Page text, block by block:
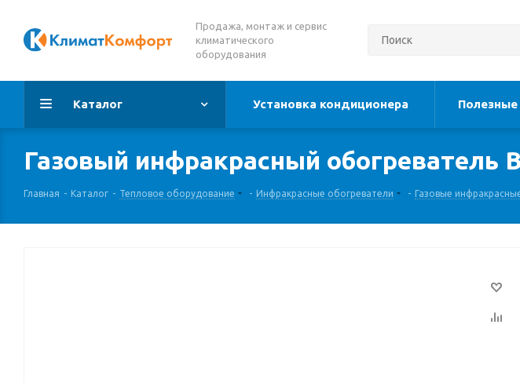
Продажа, монтаж и сервис
климатического
оборудования
Каталог Установка кондиционера Полезные
Газовый инфракрасный обогреватель
Главная - Каталог - Тепловое оборудование - Инфракрасные обогреватели - Газовые